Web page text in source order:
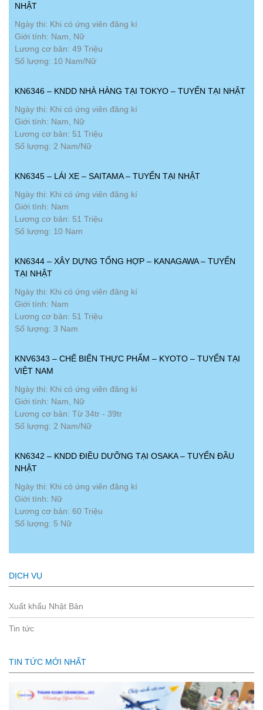
NHẬT
Ngày thi: Khi có ứng viên đăng kí
Giới tính: Nam, Nữ
Lương cơ bản: 49 Triệu
Số lượng: 10 Nam/Nữ
KN6346 – KNDD NHÀ HÀNG TẠI TOKYO – TUYỂN TẠI NHẬT
Ngày thi: Khi có ứng viên đăng kí
Giới tính: Nam, Nữ
Lương cơ bản: 51 Triệu
Số lượng: 2 Nam/Nữ
KN6345 – LÁI XE – SAITAMA – TUYỂN TẠI NHẬT
Ngày thi: Khi có ứng viên đăng kí
Giới tính: Nam
Lương cơ bản: 51 Triệu
Số lượng: 10 Nam
KN6344 – XÂY DỰNG TỔNG HỢP – KANAGAWA – TUYỂN
TẠI NHẬT
Ngày thi: Khi có ứng viên đăng kí
Giới tính: Nam
Lương cơ bản: 51 Triệu
Số lượng: 3 Nam
KNV6343 – CHẾ BIẾN THỰC PHẨM – KYOTO – TUYỂN TẠI
VIỆT NAM
Ngày thi: Khi có ứng viên đăng kí
Giới tính: Nam, Nữ
Lương cơ bản: Từ 34tr - 39tr
Số lượng: 2 Nam/Nữ
KN6342 – KNDD ĐIỀU DƯỠNG TẠI OSAKA – TUYỂN ĐẦU
NHẬT
Ngày thi: Khi có ứng viên đăng kí
Giới tính: Nữ
Lương cơ bản: 60 Triệu
Số lượng: 5 Nữ
DỊCH VỤ
Xuất khẩu Nhật Bản
Tin tức
TIN TỨC MỚI NHẤT